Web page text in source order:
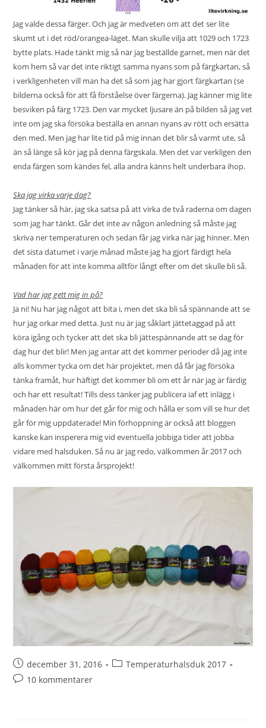
Jag valde dessa färger. Och jag är medveten om att det ser lite
skumt ut i det röd/orangea-läget. Man skulle vilja att 1029 och 1723
bytte plats. Hade tänkt mig så när jag beställde garnet, men när det
kom hem så var det inte riktigt samma nyans som på färgkartan, så
i verkligenheten vill man ha det så som jag har gjort färgkartan (se
bilderna också för att få förståelse över färgerna). Jag känner mig lite
besviken på färg 1723. Den var mycket ljusare än på bilden så jag vet
inte om jag ska försöka beställa en annan nyans av rött och ersätta
den med. Men jag har lite tid på mig innan det blir så varmt ute, så
än så länge så kör jag på denna färgskala. Men det var verkligen den
enda färgen som kändes fel, alla andra känns helt underbara ihop.
Ska jag virka varje dag?
Jag tänker så här, jag ska satsa på att virka de två raderna om dagen
som jag har tänkt. Går det inte av någon anledning så måste jag
skriva ner temperaturen och sedan får jag virka när jag hinner. Men
det sista datumet i varje månad måste jag ha gjort färdigt hela
månaden för att inte komma alltför långt efter om det skulle bli så.
Vad har jag gett mig in på?
Ja ni! Nu har jag något att bita i, men det ska bli så spännande att se
hur jag orkar med detta. Just nu är jag såklart jättetaggad på att
köra igång och tycker att det ska bli jättespännande att se dag för
dag hur det blir! Men jag antar att det kommer perioder då jag inte
alls kommer tycka om det här projektet, men då får jag försöka
tänka framåt, hur häftigt det kommer bli om ett år när jag är färdig
och har ett resultat! Tills dess tänker jag publicera iaf ett inlägg i
månaden här om hur det går för mig och hålla er som vill se hur det
går för mig uppdaterade! Min förhoppning är också att bloggen
kanske kan insperera mig vid eventuella jobbiga tider att jobba
vidare med halsduken. Så nu är jag redo, välkommen år 2017 och
välkommen mitt första årsprojekt!
december 31, 2016
Temperaturhalsduk 2017
10 kommentarer